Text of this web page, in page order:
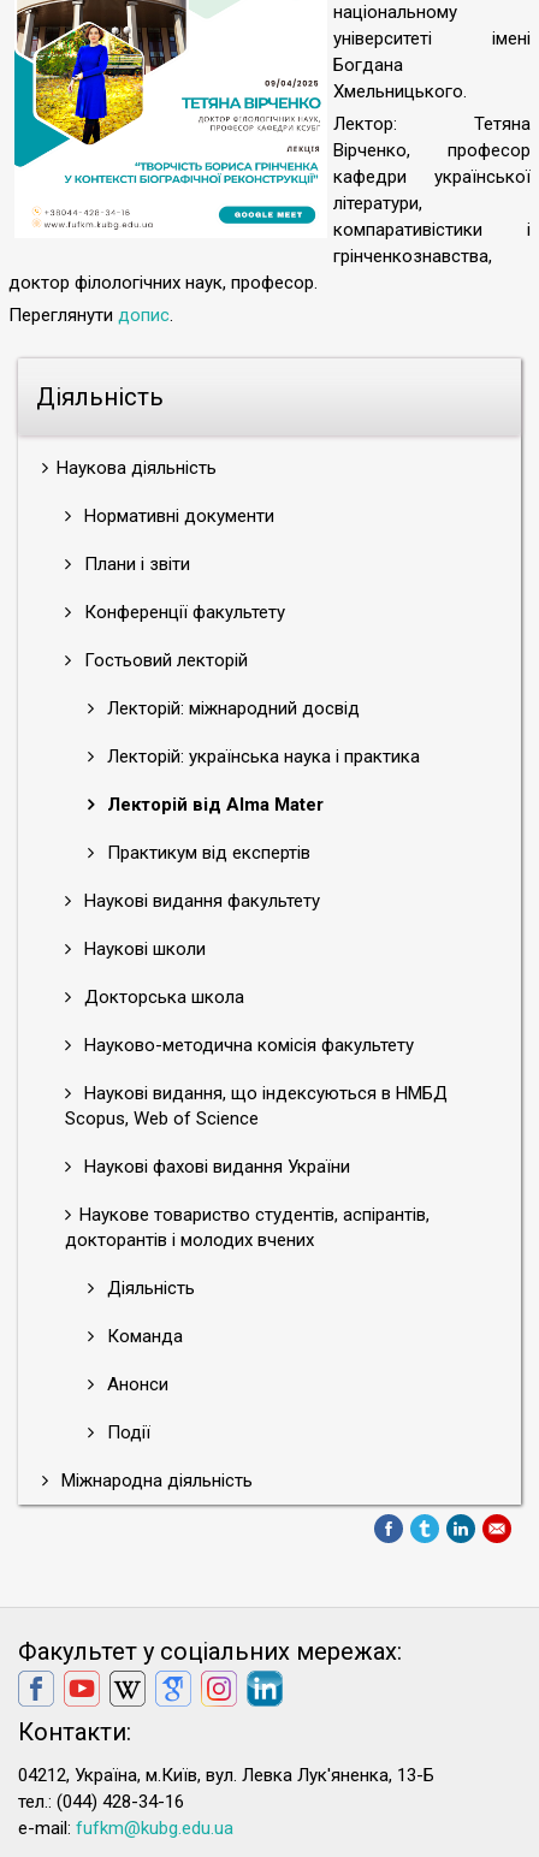
Діяльність
Наукова діяльність
Нормативні документи
Плани і звіти
Конференції факультету
Гостьовий лекторій
Лекторій: міжнародний досвід
Лекторій: українська наука і практика
Лекторій від Alma Mater
Практикум від експертів
Наукові видання факультету
Наукові школи
Докторська школа
Науково-методична комісія факультету
Наукові видання, що індексуються в НМБД
Scopus, Web of Science
Наукові фахові видання України
Наукове товариство студентів, аспірантів,
докторантів і молодих вчених
Діяльність
Команда
Анонси
Події
Міжнародна діяльність
національному
університеті імені
Богдана
Хмельницького.
Лектор: Тетяна
Вірченко, професор
кафедри української
літератури,
компаративістики і
грінченкознавства,
доктор філологічних наук, професор.
Переглянути допис.
Факультет у соціальних мережах:
Контакти:
04212, Україна, м.Київ, вул. Левка Лук'яненка, 13-Б
тел.: (044) 428-34-16
e-mail: fufkm@kubg.edu.ua